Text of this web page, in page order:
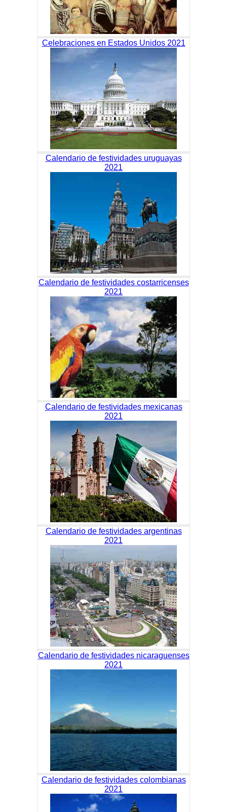
Celebraciones en Estados Unidos 2021
Calendario de festividades uruguayas
2021
Calendario de festividades costarricenses
2021
Calendario de festividades mexicanas
2021
Calendario de festividades argentinas
2021
Calendario de festividades nicaraguenses
2021
Calendario de festividades colombianas
2021